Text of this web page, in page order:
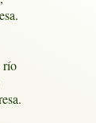
río